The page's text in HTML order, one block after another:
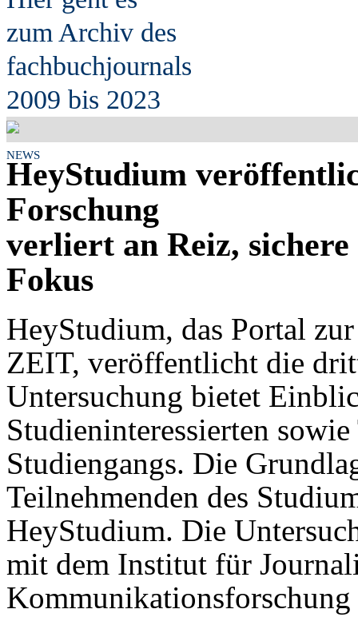
zum Archiv des
fachbuchjournals
2009 bis 2023
NEWS
HeyStudium
Forschung
verliert an Reiz,
Fokus
HeyStudium, das Portal
ZEIT, veröffentlicht die
Untersuchung bietet
Studieninteressierten
Studiengangs. Die
Teilnehmenden des
HeyStudium. Die
mit dem Institut für